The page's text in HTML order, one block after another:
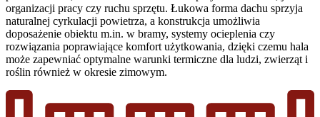
organizacji pracy czy ruchu sprzętu. Łukowa forma dachu sprzyja
naturalnej cyrkulacji powietrza, a konstrukcja umożliwia
doposażenie obiektu m.in. w bramy, systemy ocieplenia czy
rozwiązania poprawiające komfort użytkowania, dzięki czemu hala
może zapewniać optymalne warunki termiczne dla ludzi, zwierząt i
roślin również w okresie zimowym.